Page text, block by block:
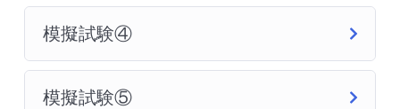
模擬試験④
模擬試験⑤